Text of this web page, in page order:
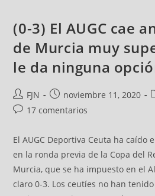
(0-3) El AUGC cae
de Murcia muy
le da ninguna
FJN noviembre 11, 2020
17 comentarios
El AUGC Deportiva Ceuta ha caído
en la ronda previa de la Copa del
Murcia, que se ha impuesto en el
claro 0-3. Los ceutíes no han